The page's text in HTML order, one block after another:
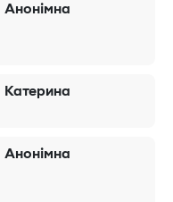
Анонімна
Катерина
Анонімна